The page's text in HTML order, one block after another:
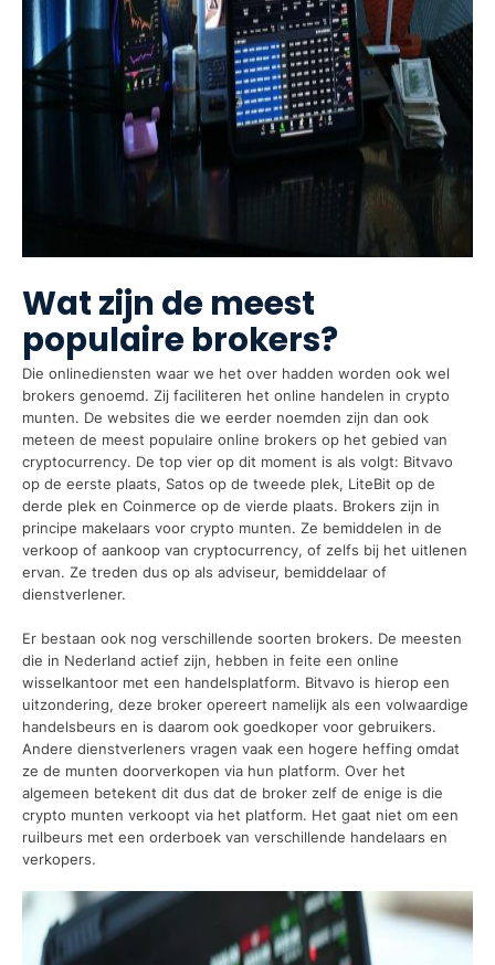
Wat zijn de meest
populaire brokers?
Die onlinediensten waar we het over hadden worden ook wel
brokers genoemd. Zij faciliteren het online handelen in crypto
munten. De websites die we eerder noemden zijn dan ook
meteen de meest populaire online brokers op het gebied van
cryptocurrency. De top vier op dit moment is als volgt: Bitvavo
op de eerste plaats, Satos op de tweede plek, LiteBit op de
derde plek en Coinmerce op de vierde plaats. Brokers zijn in
principe makelaars voor crypto munten. Ze bemiddelen in de
verkoop of aankoop van cryptocurrency, of zelfs bij het uitlenen
ervan. Ze treden dus op als adviseur, bemiddelaar of
dienstverlener.
Er bestaan ook nog verschillende soorten brokers. De meesten
die in Nederland actief zijn, hebben in feite een online
wisselkantoor met een handelsplatform. Bitvavo is hierop een
uitzondering, deze broker opereert namelijk als een volwaardige
handelsbeurs en is daarom ook goedkoper voor gebruikers.
Andere dienstverleners vragen vaak een hogere heffing omdat
ze de munten doorverkopen via hun platform. Over het
algemeen betekent dit dus dat de broker zelf de enige is die
crypto munten verkoopt via het platform. Het gaat niet om een
ruilbeurs met een orderboek van verschillende handelaars en
verkopers.